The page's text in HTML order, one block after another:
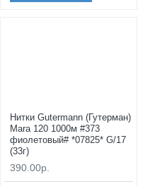
Нитки Gutermann (Гутерман)
Mara 120 1000м #373
фиолетовый# *07825* G/17
(33г)
390.00р.